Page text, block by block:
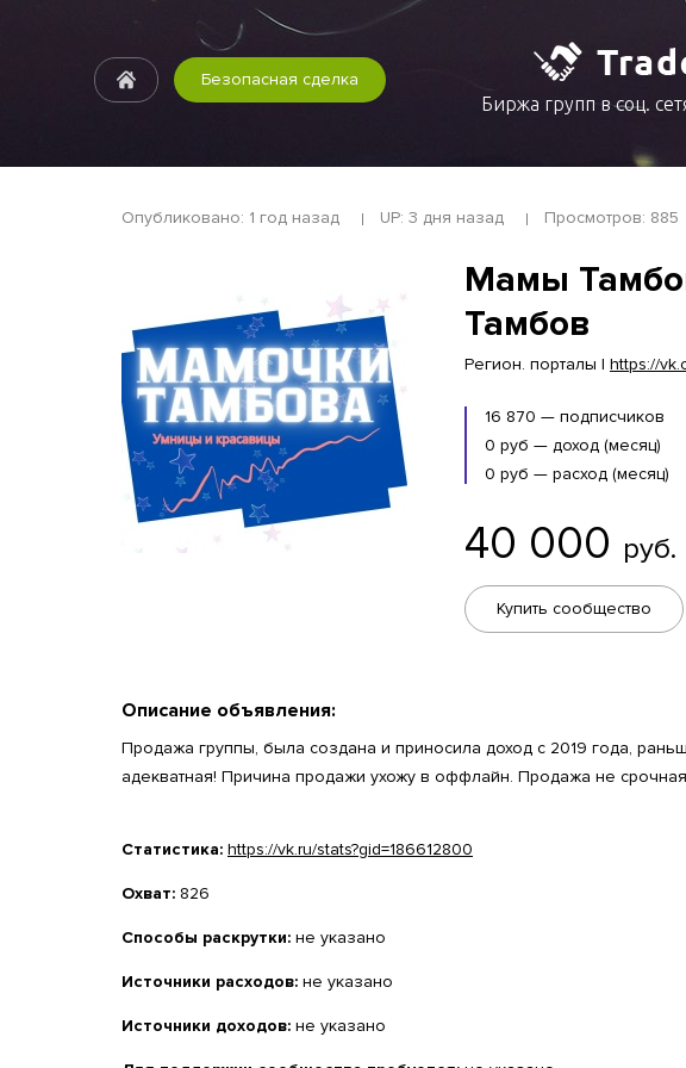
Безопасная сделка
Биржа групп в соц.
Опубликовано: 1 год назад UP: 3 дня назад Просмотров: 885
Мамы
Тамбов
Регион. порталы | https://
16 870 — подписчиков
0 руб — доход (месяц)
0 руб — расход (месяц)
40 000 руб.
Купить сообщество
Описание объявления:
Продажа группы, была создана и приносила доход с 2019 года,
адекватная! Причина продажи ухожу в оффлайн. Продажа не
Статистика: https://vk.ru/stats?gid=186612800
Охват: 826
Способы раскрутки: не указано
Источники расходов: не указано
Источники доходов: не указано